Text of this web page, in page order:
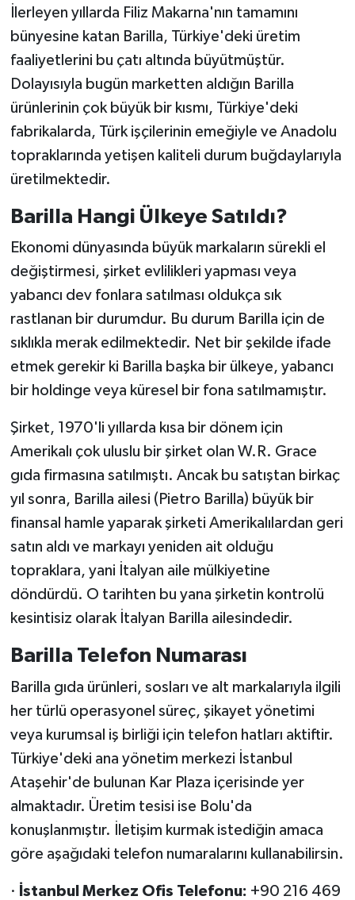
İlerleyen yıllarda Filiz Makarna'nın tamamını
bünyesine katan Barilla, Türkiye'deki üretim
faaliyetlerini bu çatı altında büyütmüştür.
Dolayısıyla bugün marketten aldığın Barilla
ürünlerinin çok büyük bir kısmı, Türkiye'deki
fabrikalarda, Türk işçilerinin emeğiyle ve Anadolu
topraklarında yetişen kaliteli durum buğdaylarıyla
üretilmektedir.
Barilla Hangi Ülkeye Satıldı?
Ekonomi dünyasında büyük markaların sürekli el
değiştirmesi, şirket evlilikleri yapması veya
yabancı dev fonlara satılması oldukça sık
rastlanan bir durumdur. Bu durum Barilla için de
sıklıkla merak edilmektedir. Net bir şekilde ifade
etmek gerekir ki Barilla başka bir ülkeye, yabancı
bir holdinge veya küresel bir fona satılmamıştır.
Şirket, 1970'li yıllarda kısa bir dönem için
Amerikalı çok uluslu bir şirket olan W.R. Grace
gıda firmasına satılmıştı. Ancak bu satıştan birkaç
yıl sonra, Barilla ailesi (Pietro Barilla) büyük bir
finansal hamle yaparak şirketi Amerikalılardan geri
satın aldı ve markayı yeniden ait olduğu
topraklara, yani İtalyan aile mülkiyetine
döndürdü. O tarihten bu yana şirketin kontrolü
kesintisiz olarak İtalyan Barilla ailesindedir.
Barilla Telefon Numarası
Barilla gıda ürünleri, sosları ve alt markalarıyla ilgili
her türlü operasyonel süreç, şikayet yönetimi
veya kurumsal iş birliği için telefon hatları aktiftir.
Türkiye'deki ana yönetim merkezi İstanbul
Ataşehir'de bulunan Kar Plaza içerisinde yer
almaktadır. Üretim tesisi ise Bolu'da
konuşlanmıştır. İletişim kurmak istediğin amaca
göre aşağıdaki telefon numaralarını kullanabilirsin.
· İstanbul Merkez Ofis Telefonu: +90 216 469